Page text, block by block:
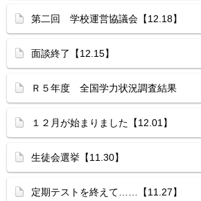
第二回 学校運営協議会【12.18】
面談終了【12.15】
Ｒ５年度 全国学力状況調査結果
１２月が始まりました【12.01】
生徒会選挙【11.30】
定期テストを終えて……【11.27】